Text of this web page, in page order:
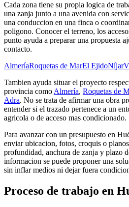
Cada zona tiene su propia logica de
una zanja junto a una avenida con
una conduccion en una finca o
poligono. Conocer el terreno, los
punto ayuda a preparar una propuesta
contacto.
AlmeríaRoquetas de MarEl EjidoNíjar
Tambien ayuda situar el proyecto
provincia comoAlmería, Roquetas de
Adra. No se trata de afirmar una obra
entender si el trazado pertenece a un
agricola o de acceso mas condicionado.
Para avanzar con un presupuesto en
enviar ubicacion, fotos, croquis o
profundidad, anchura de zanja y plazo
informacion se puede proponer una
sin inflar medios ni dejar fuera
Proceso de trabajo en